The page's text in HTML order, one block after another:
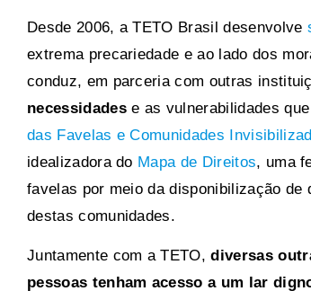
Desde 2006, a TETO Brasil desenvolve
extrema precariedade e ao lado dos
conduz, em parceria com outras
necessidadese as vulnerabilidades
das Favelas e Comunidades
idealizadora do Mapa de Direitos, uma
favelas por meio da disponibilização
destas comunidades.
Juntamente com a TETO,diversas
pessoas tenham acesso a um lar